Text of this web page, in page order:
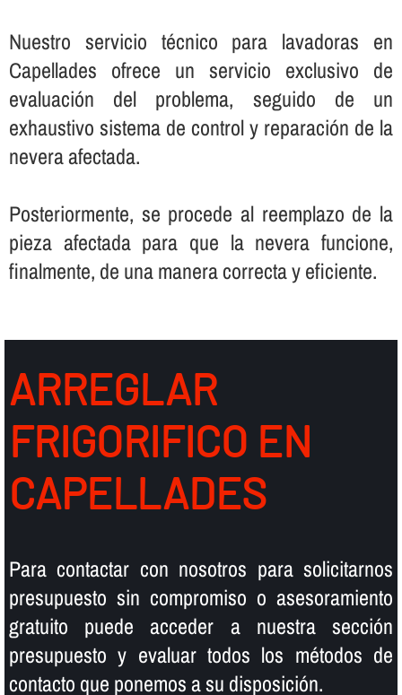
Nuestro servicio técnico para lavadoras en
Capellades ofrece un servicio exclusivo de
evaluación del problema, seguido de un
exhaustivo sistema de control y reparación de la
nevera afectada.
Posteriormente, se procede al reemplazo de la
pieza afectada para que la nevera funcione,
finalmente, de una manera correcta y eficiente.
ARREGLAR
FRIGORIFICO EN
CAPELLADES
Para contactar con nosotros para solicitarnos
presupuesto sin compromiso o asesoramiento
gratuito puede acceder a nuestra sección
presupuesto y evaluar todos los métodos de
contacto que ponemos a su disposición.